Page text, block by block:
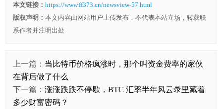
本文链接： https://www.ff373.cn/newsview-57.html
版权声明： 本文内容由网站用户上传发布，不代表本站立场，转载联
系作者并注明出处
上一篇： 当比特币价格疯涨时，那个叫资金费率的家伙
在背后做了什么
下一篇： 涨涨跌跌不停歇，BTC 汇率半年风云录里藏着
多少财富密码？